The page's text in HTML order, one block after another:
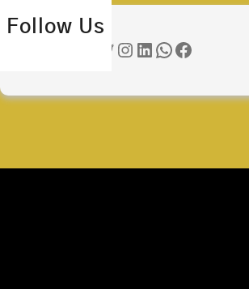
Follow Us
Instagram LinkedIn WhatsApp Facebook